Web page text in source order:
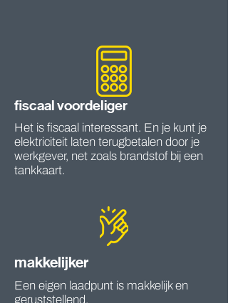
fiscaal voordeliger
Het is fiscaal interessant. En je kunt je
elektriciteit laten terugbetalen door je
werkgever, net zoals brandstof bij een
tankkaart.
makkelijker
Een eigen laadpunt is makkelijk en
geruststellend.